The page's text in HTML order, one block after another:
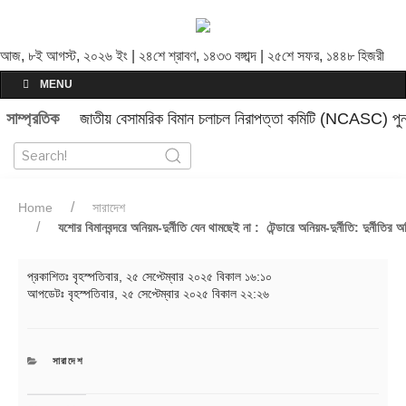
আজ, ৮ই আগস্ট, ২০২৬ ইং | ২৪শে শ্রাবণ, ১৪৩৩ বঙ্গাব্দ | ২৫শে সফর, ১৪৪৮ হিজরী
MENU
সাম্প্রতিক জাতীয় বেসামরিক বিমান চলাচল নিরাপত্তা কমিটি (NCASC)
Home
সারাদেশ
যশোর বিমানবন্দরে অনিয়ম-দুর্নীতি যেন থামছেই না : টেন্ডারে অনিয়ম-দুর্নীতি:
প্রকাশিতঃ বৃহস্পতিবার, ২৫ সেপ্টেম্বার ২০২৫ বিকাল ১৬:১০
আপডেটঃ বৃহস্পতিবার, ২৫ সেপ্টেম্বার ২০২৫ বিকাল ২২:২৬
CATEGORIES
সারাদেশ